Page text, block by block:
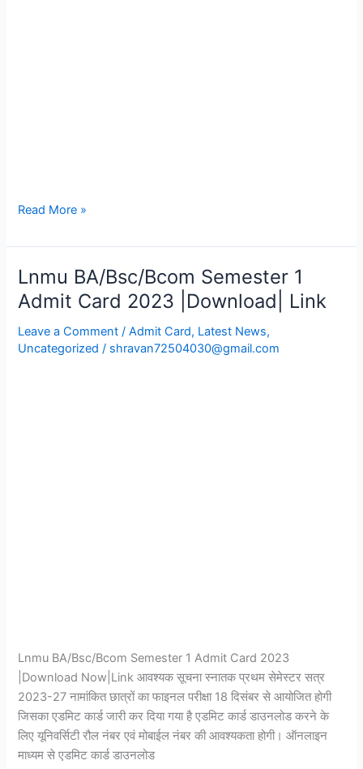
Read More »
Lnmu BA/Bsc/Bcom Semester 1
Admit Card 2023 |Download| Link
Leave a Comment /Admit Card, Latest News,
Uncategorized / shravan72504030@gmail.com
Lnmu BA/Bsc/Bcom Semester 1 Admit Card 2023
|Download Now|Link आवश्यक सूचना स्नातक प्रथम सेमेस्टर सत्र
2023-27 नामांकित छात्रों का फाइनल परीक्षा 18 दिसंबर से आयोजित होगी
जिसका एडमिट कार्ड जारी कर दिया गया है एडमिट कार्ड डाउनलोड करने के
लिए यूनिवर्सिटी रौल नंबर एवं मोबाईल नंबर की आवश्यकता होगी। ऑनलाइन
माध्यम से एडमिट कार्ड डाउनलोड
Lnmu
BA/Bsc/Bcom
Semester
1
Admit